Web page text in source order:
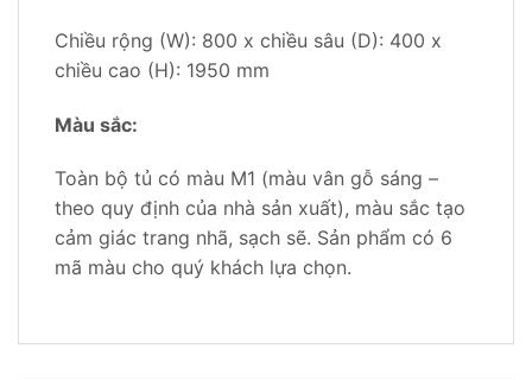
Chiều rộng (W): 800 x chiều sâu (D): 400 x
chiều cao (H): 1950 mm
Màu sắc:
Toàn bộ tủ có màu M1 (màu vân gỗ sáng –
theo quy định của nhà sản xuất), màu sắc tạo
cảm giác trang nhã, sạch sẽ. Sản phẩm có 6
mã màu cho quý khách lựa chọn.